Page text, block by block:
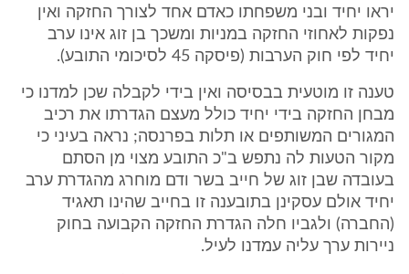
יראו יחיד ובני משפחתו כאדם אחד לצורך החזקה ואין
נפקות לאחוזי החזקה במניות ומשכך בן זוג אינו ערב
יחיד לפי חוק הערבות (פיסקה 45 לסיכומי התובע).
טענה זו מוטעית בבסיסה ואין בידי לקבלה שכן למדנו כי
מבחן החזקה בידי יחיד כולל מעצם הגדרתו את רכיב
המגורים המשותפים או תלות בפרנסה; נראה בעיני כי
מקור הטעות לה נתפש ב"כ התובע מצוי מן הסתם
בעובדה שבן זוג של חייב בשר ודם מוחרג מהגדרת ערב
יחיד אולם עסקינן בתובענה זו בחייב שהינו תאגיד
(החברה) ולגביו חלה הגדרת החזקה הקבועה בחוק
ניירות ערך עליה עמדנו לעיל.